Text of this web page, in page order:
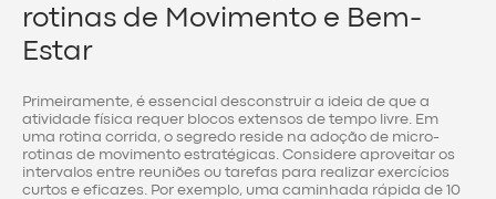
rotinas de Movimento e Bem-
Estar
Primeiramente, é essencial desconstruir a ideia de que a
atividade física requer blocos extensos de tempo livre. Em
uma rotina corrida, o segredo reside na adoção de micro-
rotinas de movimento estratégicas. Considere aproveitar os
intervalos entre reuniões ou tarefas para realizar exercícios
curtos e eficazes. Por exemplo, uma caminhada rápida de 10